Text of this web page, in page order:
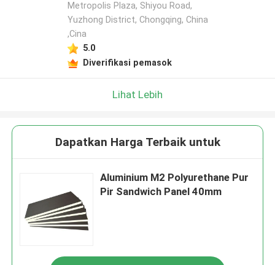
Metropolis Plaza, Shiyou Road,
Yuzhong District, Chongqing, China
,Cina
5.0
Diverifikasi pemasok
Lihat Lebih
Dapatkan Harga Terbaik untuk
Aluminium M2 Polyurethane Pur
Pir Sandwich Panel 40mm